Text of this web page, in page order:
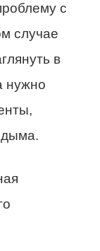
с
случае
в
нужно